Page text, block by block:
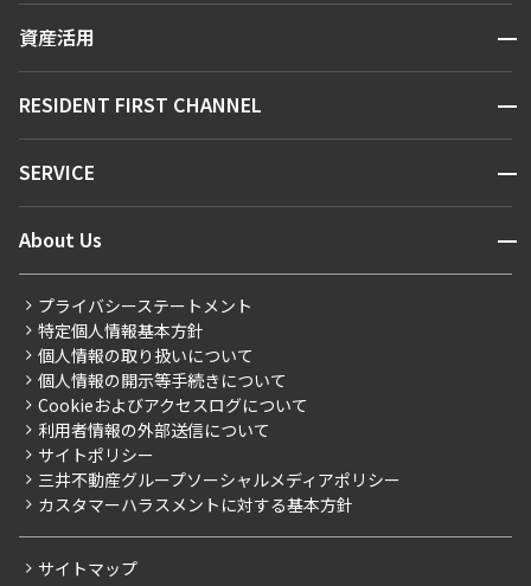
新着情報から探す
新着募集情報
こだわりから探す
こだわり一覧
プレミアムマンション
新築
当社限定（港区・渋谷区）
当社限定（港区・渋谷区以外）
三井不動産企画
お問い合わせ
資産活用 開閉
お問い合わせ
RESIDENT FIRST CHANNEL 開閉
マンションレポート
住まいのコラム
SERVICE 開閉
会員ページ
ご入居・提携サービス
お部屋探しからご契約まで
よくあるご質問
社宅紹介
【仲介会社様向け】当社仲介事業部取り扱い物件入居申込
About Us 開閉
会社情報
事業案内
採用情報
ニュースリリース
お問い合わせ
プライバシーステートメント
特定個人情報基本方針
個人情報の取り扱いについて
個人情報の開示等手続きについて
Cookieおよびアクセスログについて
利用者情報の外部送信について
サイトポリシー
三井不動産グループソーシャルメディアポリシー
カスタマーハラスメントに対する基本方針
サイトマップ